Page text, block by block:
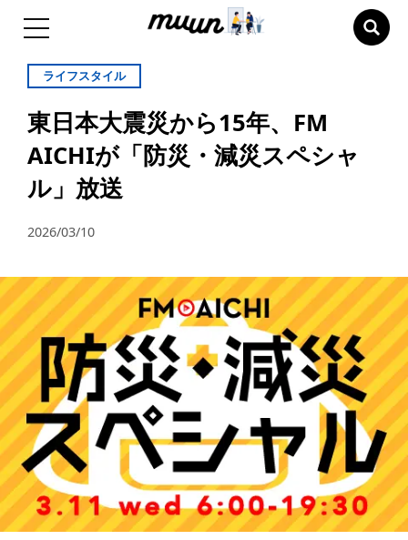
ライフスタイル
東日本大震災から15年、FM
AICHIが「防災・減災スペシャ
ル」放送
2026/03/10